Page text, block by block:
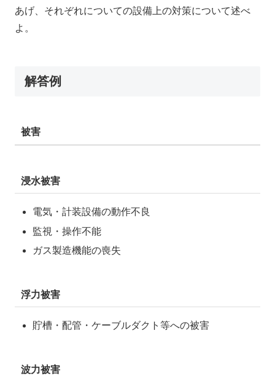
あげ、それぞれについての設備上の対策について述べ
よ。
解答例
被害
浸水被害
電気・計装設備の動作不良
監視・操作不能
ガス製造機能の喪失
浮力被害
貯槽・配管・ケーブルダクト等への被害
波力被害